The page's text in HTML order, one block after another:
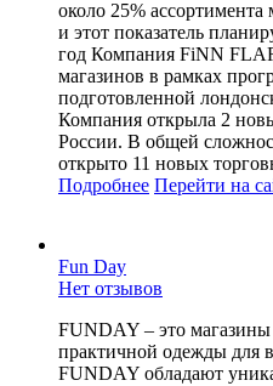
около 25%
и этот показатель
год Компания FiNN
магазинов в рамках
подготовленной
Компания открыла 2
России. В общей
открыто 11 новых
Подробнее Перейти на
Fun Day
Нет отзывов
FUNDAY – это
практичной одежды для
FUNDAY обладают